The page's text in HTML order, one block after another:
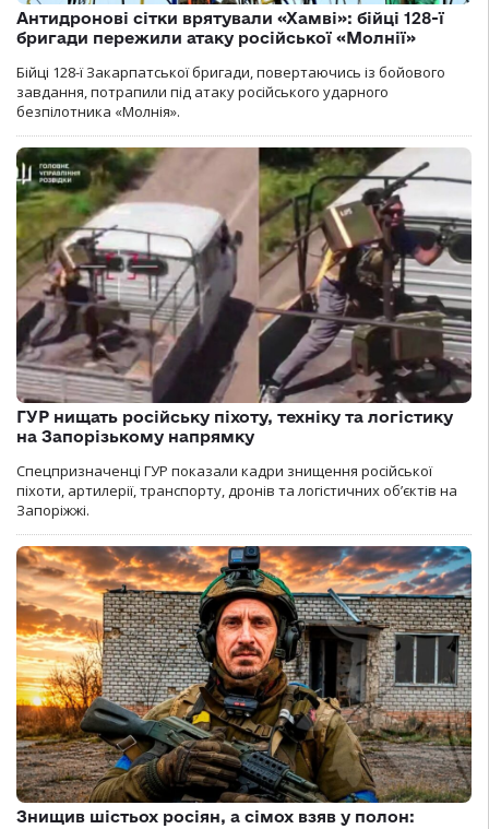
Антидронові сітки врятували «Хамві»: бійці 128-ї
бригади пережили атаку російської «Молнії»
Бійці 128-ї Закарпатської бригади, повертаючись із бойового
завдання, потрапили під атаку російського ударного
безпілотника «Молнія».
ГУР нищать російську піхоту, техніку та логістику
на Запорізькому напрямку
Спецпризначенці ГУР показали кадри знищення російської
піхоти, артилерії, транспорту, дронів та логістичних об’єктів на
Запоріжжі.
Знищив шістьох росіян, а сімох взяв у полон: